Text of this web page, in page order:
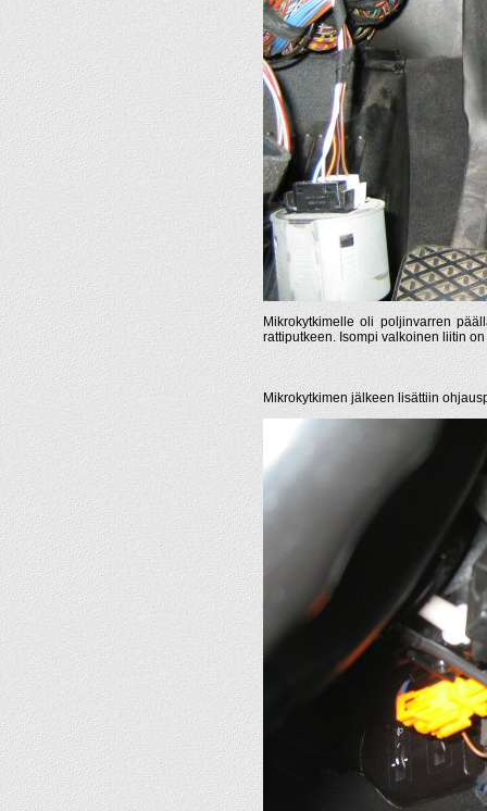
Mikrokytkimelle oli poljinvarren
rattiputkeen. Isompi valkoinen liitin
Mikrokytkimen jälkeen lisättiin